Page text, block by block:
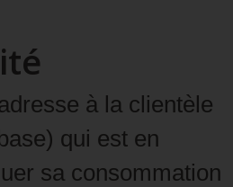
à la clientèle
qui est en
sa consommation